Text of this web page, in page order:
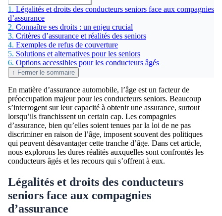
1. Légalités et droits des conducteurs seniors face aux compagnies
d’assurance
2. Connaître ses droits : un enjeu crucial
3. Critères d’assurance et réalités des seniors
4. Exemples de refus de couverture
5. Solutions et alternatives pour les seniors
6. Options accessibles pour les conducteurs âgés
↑ Fermer le sommaire
En matière d’assurance automobile, l’âge est un facteur de
préoccupation majeur pour les conducteurs seniors. Beaucoup
s’interrogent sur leur capacité à obtenir une assurance, surtout
lorsqu’ils franchissent un certain cap. Les compagnies
d’assurance, bien qu’elles soient tenues par la loi de ne pas
discriminer en raison de l’âge, imposent souvent des politiques
qui peuvent désavantager cette tranche d’âge. Dans cet article,
nous explorons les dures réalités auxquelles sont confrontés les
conducteurs âgés et les recours qui s’offrent à eux.
Légalités et droits des conducteurs
seniors face aux compagnies
d’assurance